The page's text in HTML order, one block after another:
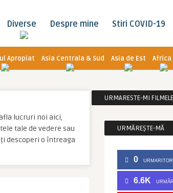
Diverse Despre mine Stiri COVID-19
Apropiat Asia Centrala & Sud Asia de Est Africa
lucruri noi aici,
tale de vedere sau
descoperi o întreaga
URMARESTE-MI
URMĂREȘTE-MĂ
0 URMARITORI
6.6K